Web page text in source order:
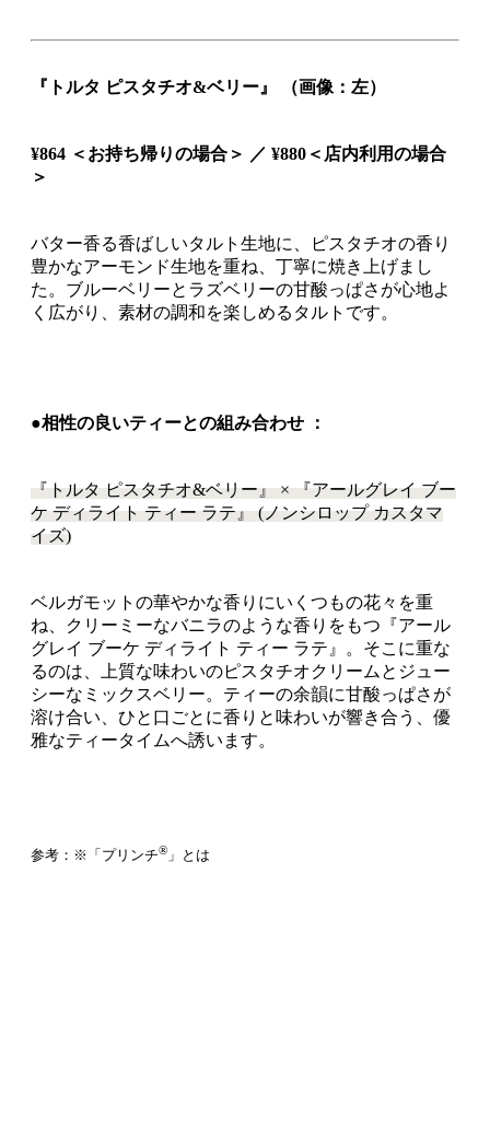
『トルタ ピスタチオ&ベリー』 （画像：左）
¥864 ＜お持ち帰りの場合＞ ／ ¥880＜店内利用の場合
＞
バター香る香ばしいタルト生地に、ピスタチオの香り
豊かなアーモンド生地を重ね、丁寧に焼き上げまし
た。ブルーベリーとラズベリーの甘酸っぱさが心地よ
く広がり、素材の調和を楽しめるタルトです。
●相性の良いティーとの組み合わせ ：
『トルタ ピスタチオ&ベリー』 × 『アールグレイ ブー
ケ ディライト ティー ラテ』 (ノンシロップ カスタマ
イズ)
ベルガモットの華やかな香りにいくつもの花々を重
ね、クリーミーなバニラのような香りをもつ『アール
グレイ ブーケ ディライト ティー ラテ』。そこに重な
るのは、上質な味わいのピスタチオクリームとジュー
シーなミックスベリー。ティーの余韻に甘酸っぱさが
溶け合い、ひと口ごとに香りと味わいが響き合う、優
雅なティータイムへ誘います。
参考：※「プリンチ® 」とは